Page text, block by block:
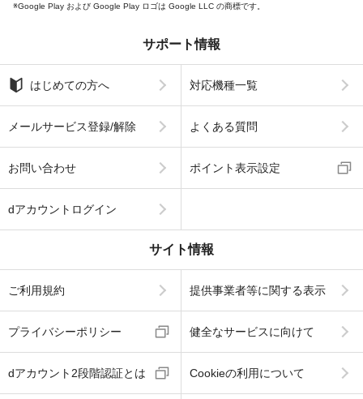
Google Play および Google Play ロゴは Google LLC の商標です。
サポート情報
はじめての方へ 対応機種一覧
メールサービス登録/解除 よくある質問
お問い合わせ ポイント表示設定
dアカウントログイン
サイト情報
ご利用規約 提供事業者等に関する表示
プライバシーポリシー 健全なサービスに向けて
dアカウント2段階認証とは Cookieの利用について